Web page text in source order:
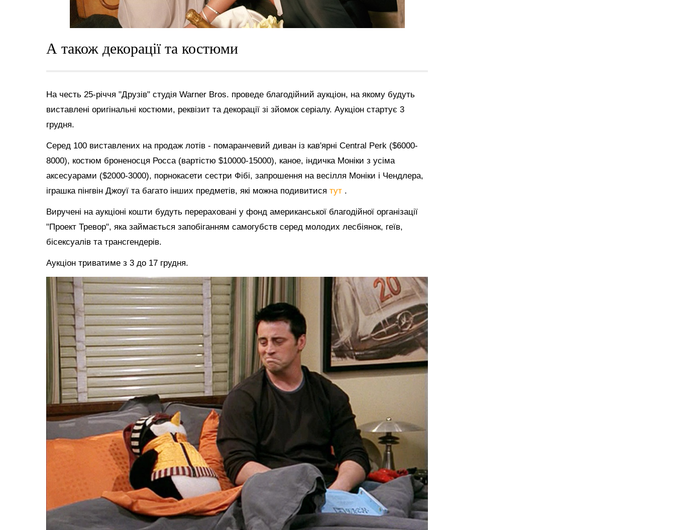
А також декорації та костюми
На честь 25-річчя "Друзів" студія Warner Bros. проведе благодійний аукціон, на якому будуть
виставлені оригінальні костюми, реквізит та декорації зі зйомок серіалу. Аукціон стартує 3
грудня.
Серед 100 виставлених на продаж лотів - помаранчевий диван із кав'ярні Central Perk ($6000-
8000), костюм броненосця Росса (вартістю $10000-15000), каное, індичка Моніки з усіма
аксесуарами ($2000-3000), порнокасети сестри Фібі, запрошення на весілля Моніки і Чендлера,
іграшка пінгвін Джоуї та багато інших предметів, які можна подивитися тут .
Виручені на аукціоні кошти будуть перераховані у фонд американської благодійної організації
"Проект Тревор", яка займається запобіганням самогубств серед молодих лесбіянок, геїв,
бісексуалів та трансгендерів.
Аукціон триватиме з 3 до 17 грудня.